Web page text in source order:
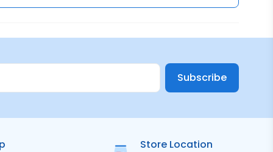
Subscribe
Store Location